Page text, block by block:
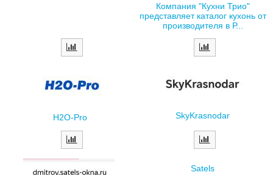
Компания "Кухни Трио"
представляет каталог кухонь от
производителя в Р...
H2O-Pro SkyKrasnodar
Satels